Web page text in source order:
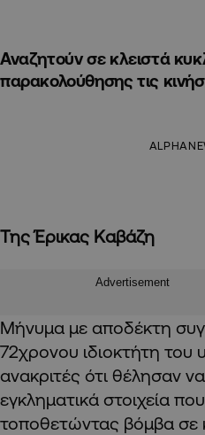
Αναζητούν σε κλειστά
παρακολούθησης τις
Της Έρικας Καβάζη
Advertisement
Μήνυμα με αποδέκτη
72χρονου ιδιοκτήτη του
ανακριτές ότι θέλησαν
εγκληματικά στοιχεία
τοποθετώντας βόμβα σε